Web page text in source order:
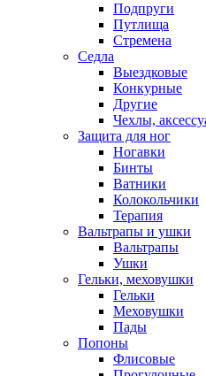
Подпруги
Путлища
Стремена
Седла
Выездковые
Конкурные
Другие
Чехлы,
Защита для ног
Ногавки
Бинты
Ватники
Колокольчики
Терапия
Вальтрапы и ушки
Вальтрапы
Ушки
Гельки, меховушки
Гельки
Меховушки
Пады
Попоны
Флисовые